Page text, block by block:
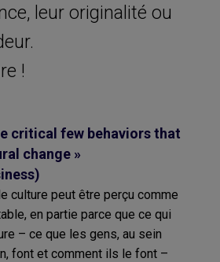
leur originalité ou
!
critical few behaviors that
change »
culture peut être perçu comme
en partie parce que ce qui
– ce que les gens, au sein
font et comment ils le font –